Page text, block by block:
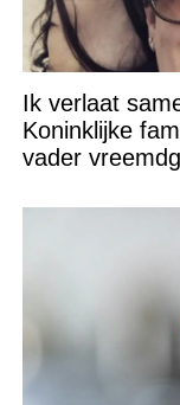
Ik verlaat
Koninklijke
vader